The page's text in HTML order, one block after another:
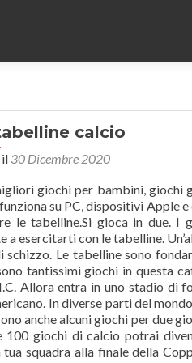
calcio
30 Dicembre 2020
che ama il calcio. In questi oltre 100 giochi di calcio potrai diventare un campione impersonando uno dei tuoi giocatori preferiti per condurre la tua squadra alla finale della Coppa del Mondo. IMPARA LE TABELLINE CON LE CRUCITABELLINE! Password: Gioca qui con giochi divertenti ed educativi, (Fai attenzione alla privacy e non utilizzare cognomi. ), Esclusione di responsabilitÃ e dichiarazione sulla privacy. ALVINNN!!! I Cookies non sono virus, sono invece utili per la navigazione nei siti, in quanto registrano e mantengono le informazioni necessarie per una vostra eventuale prossima visita nello stesso sito, accorciando i tempi di attesa, come per … Misure di massa Organizza per gruppo. Per segnare il rigore bisogna indovinare il risultato dell’operazione. Tantissimi i giochi che si possono fare con Le Tabuline. Potrai quindi imparare divertendoti con i giochi delle tabelline dell'1, 2, 3, 4, 5, 6, 7, 8, 9, 10, 11 e 12. Nel gioco del gatto, l'obiettivo Ã¨ quello di raccogliere giocattoli e oggetti per il gatto. Giochi migliori. Guarda tutte le medaglie e tutti i diplomi nella bacheca dei trofei! DIVERTIMENTO Italiano. Calcola: X = Tempo: Risposte esatte: Domande: Tempo totale: Commenti commenti Impara le tabelline preparando gelati, tirando palle di neve e rompendo le uova! Nome utente: Ripassa il calcolo numerico con numeri interi, numeri decimali, frazioni e numeri relativi, il computer di sfida ai calci di rigore. Questi giochi di matematica sono ottimi per imparare le tabelline. CRUCITABELLINE: si tratta di un cruciverba che, al posto delle parole, chiede di inserire, in lettere, i risultati delle moltiplicazioni oggetto di studio.Su Portale Bambini ne abbiamo caricati 10, uno per ciascuna tabellina: Tabellina dell’1 É possibile giocare con 1 o più tabelline contemporaneamente. Giochi di tabelline per Dato che molte mamme non hanno molto tempo per mettersi alla ricerca di tali siti con i giochi giusti per imparare le tabelline. Li abbiamo suddivisi in giochi individuali o per gruppi di massimo 4 bambini e giochi per la classe Scoprili tutti e inizia a imparare le tabelline giocando! Esercitarsi con le tabelline online è molto semplice su Tabelline.it. Giochi. IMPARA LE TABELLINE CON IL GIOCO DEL GELATO … VAI QUI! Giochi Con Palla. Divertiti a giocare ai giochi web ufficiali dei … La cosa bella Ã¨ che si puÃ² anche giocare 1 contro 1. Giochi di Calcio. Ã possibile giocare con 1 o piÃ¹ tabelline contemporaneamente. Sfida di ping pong. Giochi Di Calcio: Il calcio è uno sport capace di appassionare tantissima gente. Tabelline: sfida il computer Un gioco divertente per imparare a memoria le tabelline Fai click sul pulsante PARTENZA, scrivi il risultato nella casella apposita (senza spazi), fai click su VAI. Partecipa